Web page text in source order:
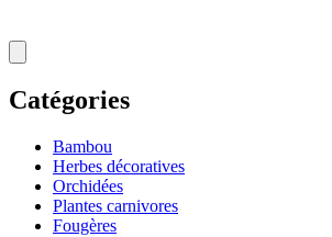
Catégories
Bambou
Herbes décoratives
Orchidées
Plantes carnivores
Fougères